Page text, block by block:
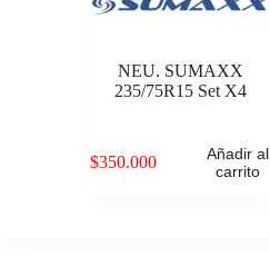
NEU. SUMAXX
235/75R15 Set X4
$350.000
Añadir al
carrito